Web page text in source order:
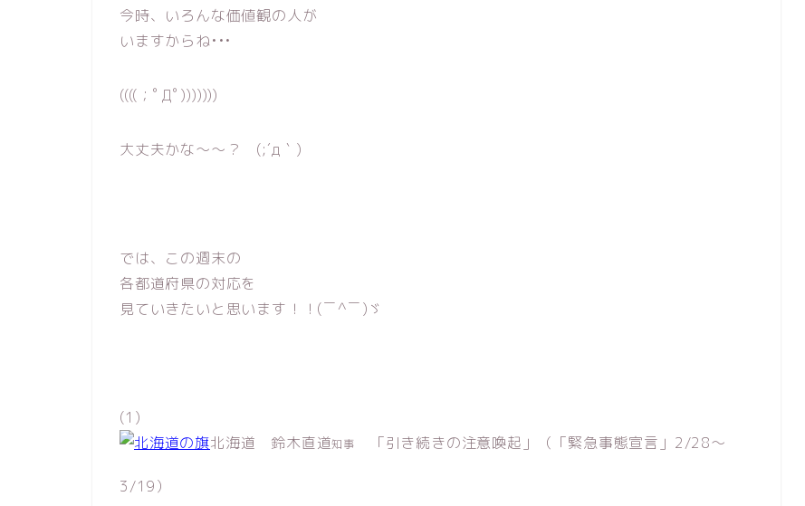
今時、いろんな価値観の人が
いますからね•••
((((；ﾟДﾟ)))))))
大丈夫かな〜〜？ (;´д｀)
では、この週末の
各都道府県の対応を
見ていきたいと思います！！(￣^￣)ゞ
(1)
北海道 鈴木直道知事 「引き続きの注意喚起」（「緊急事態宣言」2/28〜
3/19）